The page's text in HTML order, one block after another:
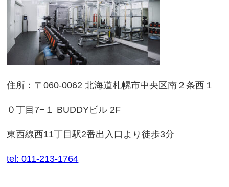
住所：〒060-0062 北海道札幌市中央区南２条西１
０丁目7−１ BUDDYビル 2F
東西線西11丁目駅2番出入口より徒歩3分
tel: 011-213-1764